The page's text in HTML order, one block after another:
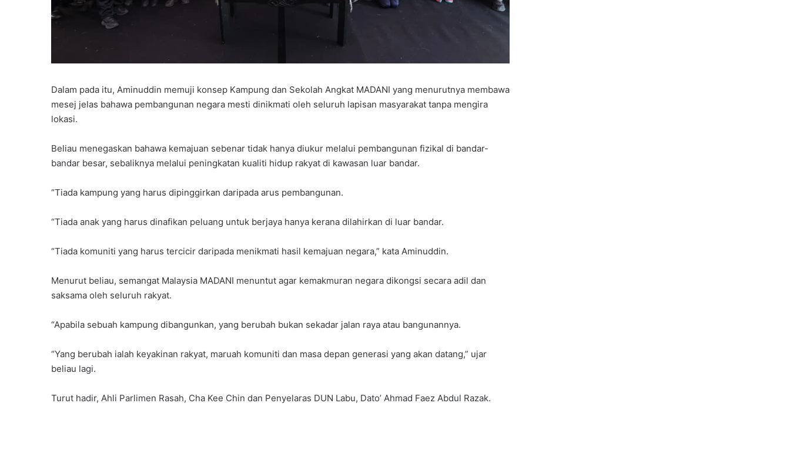
Dalam pada itu, Aminuddin memuji konsep Kampung dan Sekolah Angkat MADANI yang menurutnya membawa
mesej jelas bahawa pembangunan negara mesti dinikmati oleh seluruh lapisan masyarakat tanpa mengira
lokasi.
Beliau menegaskan bahawa kemajuan sebenar tidak hanya diukur melalui pembangunan fizikal di bandar-
bandar besar, sebaliknya melalui peningkatan kualiti hidup rakyat di kawasan luar bandar.
“Tiada kampung yang harus dipinggirkan daripada arus pembangunan.
“Tiada anak yang harus dinafikan peluang untuk berjaya hanya kerana dilahirkan di luar bandar.
“Tiada komuniti yang harus tercicir daripada menikmati hasil kemajuan negara,” kata Aminuddin.
Menurut beliau, semangat Malaysia MADANI menuntut agar kemakmuran negara dikongsi secara adil dan
saksama oleh seluruh rakyat.
“Apabila sebuah kampung dibangunkan, yang berubah bukan sekadar jalan raya atau bangunannya.
“Yang berubah ialah keyakinan rakyat, maruah komuniti dan masa depan generasi yang akan datang,” ujar
beliau lagi.
Turut hadir, Ahli Parlimen Rasah, Cha Kee Chin dan Penyelaras DUN Labu, Dato’ Ahmad Faez Abdul Razak.